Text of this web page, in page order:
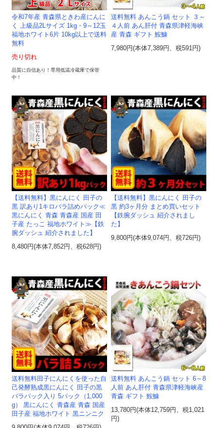
令和7年産 青森県ときわ産にんに
く 上級品2Lサイズ 1kg・9～12玉
福地ホワイト6片 10kg以上で送料
無料
売り切れ
品質に自信あり！専用低温冷蔵庫で保管
中！
送料無料 あんこう鍋 セット ３～
４人前 あん肝付 青森県津軽海峡
産 青森 ギフト 鮟鱇
7,980円(本体7,389円、税591円)
【送料無料】黒にんにく 田子の
黒 訳あり1キロバラ詰めパック≪
黒にんにく 青森 青森産 国産 田
子産 たっこ 福地ホワイト≫【鉄
腕ダッシュ 紹介されました】
8,480円(本体7,852円、税628円)
【送料無料】黒にんにく 田子の
黒 約3ヶ月分 まとめ買いセット
【鉄腕ダッシュ 紹介されまし
た】
9,800円(本体9,074円、税726円)
送料無料田子にんにくを使った自
己発酵熟成黒にんにく 田子の黒
バラパック入り 5パック（1,000
g） 黒にんにく 青森産 青森 国産
田子産 福地ホワイト 黒ニンニク
送料無料 あんこう鍋 セット 6～8
人前 あん肝付 青森県津軽海峡産
青森 ギフト 鮟鱇
13,780円(本体12,759円、税1,021
円)